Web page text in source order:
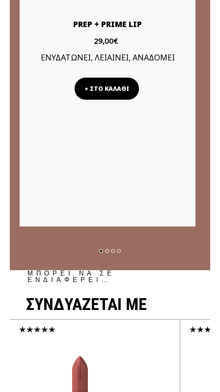
PREP + PRIME LIP
29,00€
ΕΝΥΔΑΤΩΝΕΙ, ΛΕΙΑΙΝΕΙ, ΑΝΑΔΟΜΕΙ
+ ΣΤΟ ΚΑΛΑΘΙ
ΜΠΟΡΕΙ ΝΑ ΣΕ
ΕΝΔΙΑΦΕΡΕΙ…
ΣΥΝΔΥΑΖΕΤΑΙ ΜΕ